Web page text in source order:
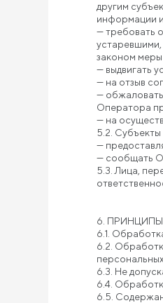
другим
информации
— требовать
законом меры
— выдвигать
— на отзыв
— обжаловать
Оператора
— на
5.2.
—
— сообщать
5.3. Лица,
6.
6.1.
6.2.
6.3. Не
6.4.
6.5.